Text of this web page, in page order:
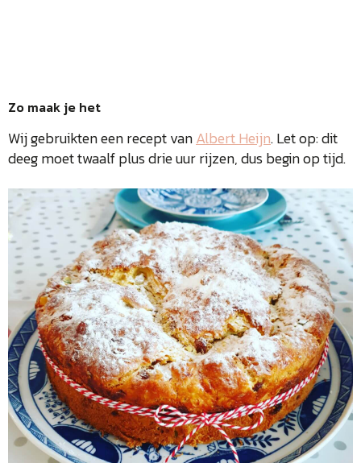
Zo maak je het
Wij gebruikten een recept vanAlbert Heijn. Let op: dit
deeg moet twaalf plus drie uur rijzen, dus begin op tijd.